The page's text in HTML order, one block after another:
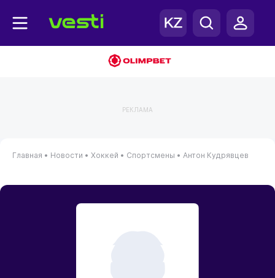
РЕКЛАМА
Главная • Новости • Хоккей • Спортсмены • Антон Кудрявцев